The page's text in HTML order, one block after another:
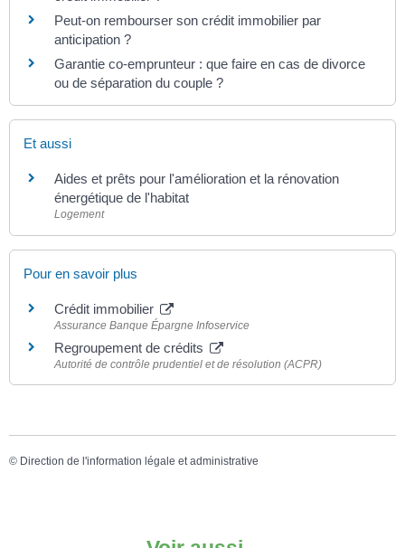
Peut-on rembourser son crédit immobilier par
anticipation ?
Garantie co-emprunteur : que faire en cas de divorce
ou de séparation du couple ?
Et aussi
Aides et prêts pour l'amélioration et la rénovation
énergétique de l'habitat
Logement
Pour en savoir plus
Crédit immobilier
Assurance Banque Épargne Infoservice
Regroupement de crédits
Autorité de contrôle prudentiel et de résolution (ACPR)
© Direction de l'information légale et administrative